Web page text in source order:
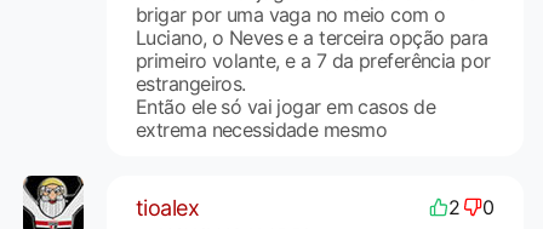
brigar por uma vaga no meio com o
Luciano, o Neves e a terceira opção para
primeiro volante, e a 7 da preferência por
estrangeiros.
Então ele só vai jogar em casos de
extrema necessidade mesmo
tioalex 2 0